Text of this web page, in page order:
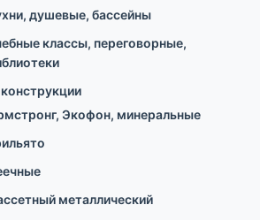
душевые, бассейны
классы, переговорные,
Экофон, минеральные
металлический